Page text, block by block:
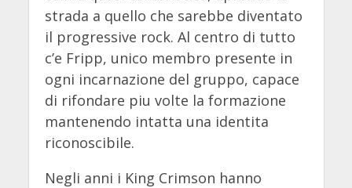
strada a quello che sarebbe diventato
il progressive rock. Al centro di tutto
c’e Fripp, unico membro presente in
ogni incarnazione del gruppo, capace
di rifondare piu volte la formazione
mantenendo intatta una identita
riconoscibile.
Negli anni i King Crimson hanno